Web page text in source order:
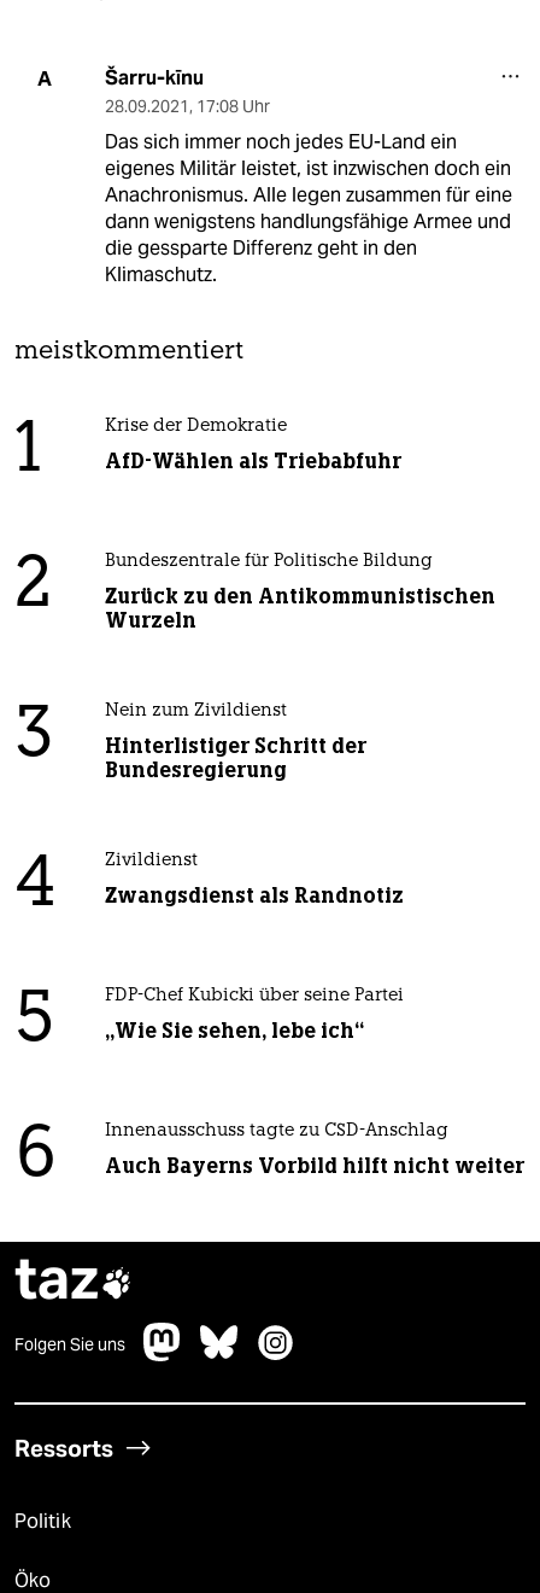
A Šarru-kīnu
28.09.2021, 17:08 Uhr
Das sich immer noch jedes EU-Land ein
eigenes Militär leistet, ist inzwischen doch ein
Anachronismus. Alle legen zusammen für eine
dann wenigstens handlungsfähige Armee und
die gessparte Differenz geht in den
Klimaschutz.
meistkommentiert
1 Krise der Demokratie
AfD-Wählen als Triebabfuhr
2 Bundeszentrale für Politische Bildung
Zurück zu den Antikommunistischen
Wurzeln
3 Nein zum Zivildienst
Hinterlistiger Schritt der
Bundesregierung
4 Zivildienst
Zwangsdienst als Randnotiz
5 FDP-Chef Kubicki über seine Partei
„Wie Sie sehen, lebe ich“
6 Innenausschuss tagte zu CSD-Anschlag
Auch Bayerns Vorbild hilft nicht weiter
taz
Folgen Sie uns
Ressorts
Politik
Öko